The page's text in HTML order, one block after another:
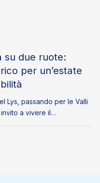
su due ruote:
per un’estate
Lys, passando per le Valli
invito a vivere il…